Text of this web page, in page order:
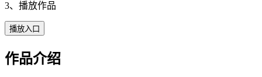
3、播放作品
播放入口
作品介绍